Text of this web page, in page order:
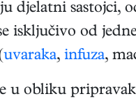
djelatni sastojci,
isključivo od
uvaraka, infuza,
obliku